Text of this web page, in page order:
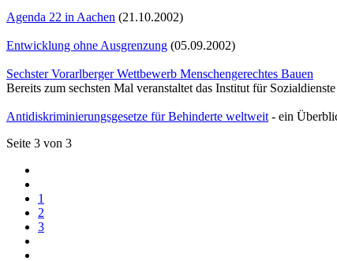
Agenda 22 in Aachen (21.10.2002)
Entwicklung ohne Ausgrenzung (05.09.2002)
Sechster Vorarlberger Wettbewerb Menschengerechtes Bauen
Bereits zum sechsten Mal veranstaltet das Institut für
Antidiskriminierungsgesetze für Behinderte weltweit - ein
Seite 3 von 3
1
2
3